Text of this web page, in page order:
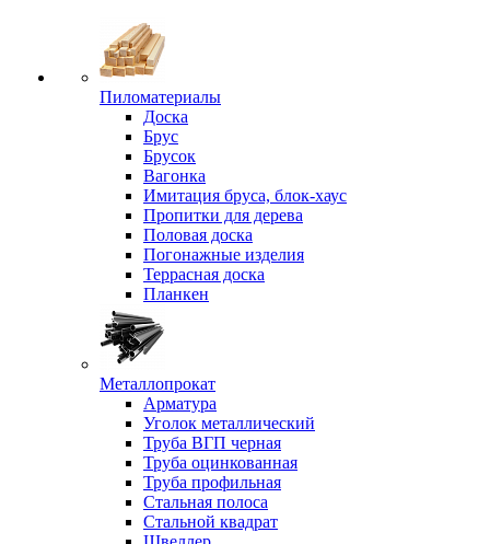
Пиломатериалы
Доска
Брус
Брусок
Вагонка
Имитация бруса, блок-хаус
Пропитки для дерева
Половая доска
Погонажные изделия
Террасная доска
Планкен
Металлопрокат
Арматура
Уголок металлический
Труба ВГП черная
Труба оцинкованная
Труба профильная
Стальная полоса
Стальной квадрат